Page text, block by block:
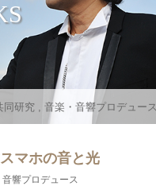
同研究 ,音楽・音響プロデュー
マホの音と光
音響プロデュース